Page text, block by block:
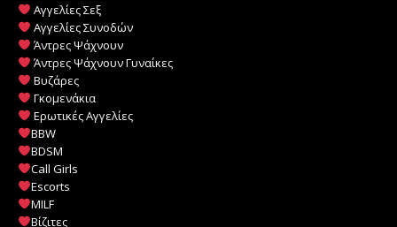
Αγγελίες Σεξ
Αγγελίες Συνοδών
Άντρες Ψάχνουν
Άντρες Ψάχνουν Γυναίκες
Βυζάρες
Γκομενάκια
Ερωτικές Αγγελίες
BBW
BDSM
Call Girls
Escorts
MILF
️Βίζιτες